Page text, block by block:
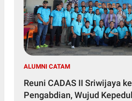
ALUMNI CATAM
Reuni CADAS II Sriwijaya ke 24 Tahun
Pengabdian, Wujud